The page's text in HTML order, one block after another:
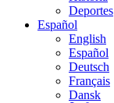
Deportes
Español
English
Español
Deutsch
Français
Dansk